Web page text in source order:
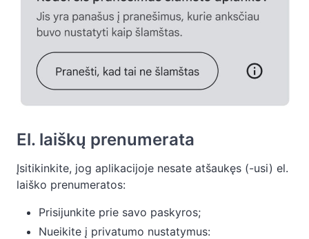
El. laiškų prenumerata
Įsitikinkite, jog aplikacijoje nesate atšaukęs (-usi) el.
laiško prenumeratos:
Prisijunkite prie savo paskyros;
Nueikite į privatumo nustatymus: